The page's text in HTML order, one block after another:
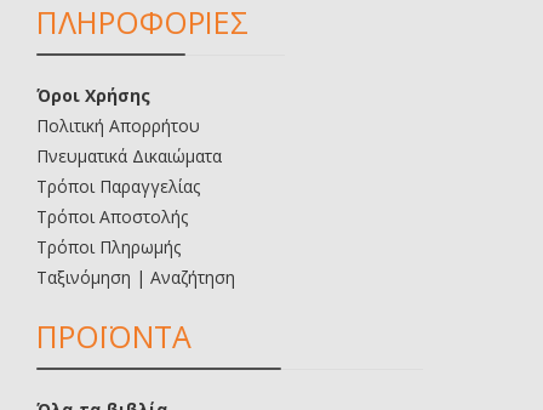
ΠΛΗΡΟΦΟΡΙΕΣ
Όροι Χρήσης
Πολιτική Απορρήτου
Πνευματικά Δικαιώματα
Τρόποι Παραγγελίας
Τρόποι Αποστολής
Τρόποι Πληρωμής
Ταξινόμηση | Αναζήτηση
ΠΡΟΪΟΝΤΑ